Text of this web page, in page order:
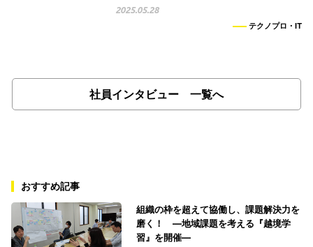
2025.05.28
テクノプロ・IT
社員インタビュー 一覧へ
おすすめ記事
組織の枠を超えて協働し、課題解決力を
磨く！ ―地域課題を考える『越境学
習』を開催―